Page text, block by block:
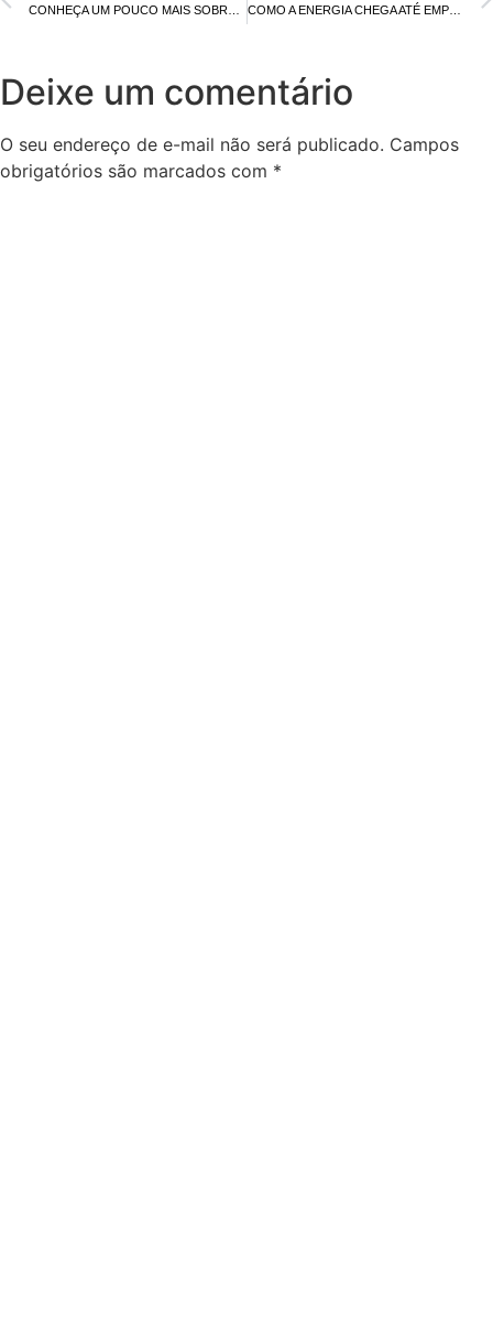
COMO A ENERGIA CHEGA ATÉ EMPRESAS E CIDADES
Deixe um comentário
O seu endereço de e-mail não será publicado. Campos
obrigatórios são marcados com *